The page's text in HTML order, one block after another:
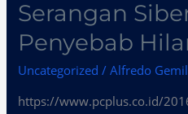
Serangan
Penyebab
Uncategorized /Alfredo
https://www.pcplus.co.id/